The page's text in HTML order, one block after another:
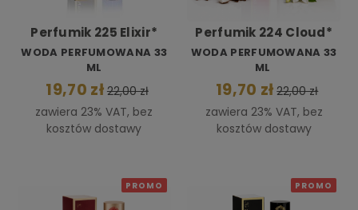
Perfumik 225 Elixir*
WODA PERFUMOWANA 33
ML
19,70 zł 22,00 zł
zawiera 23% VAT, bez
kosztów dostawy
Perfumik 224 Cloud*
WODA PERFUMOWANA 33
ML
19,70 zł 22,00 zł
zawiera 23% VAT, bez
kosztów dostawy
PROMO PROMO